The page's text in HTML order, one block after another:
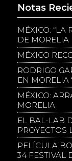
Notas
MÉXICO: “LA
DE MORELIA
MÉXICO
RODRIGO
EN MORELIA
MÉXICO:
MORELIA
EL BAL-LAB
PROYECTOS
PELÍCULA
34 FESTIVAL